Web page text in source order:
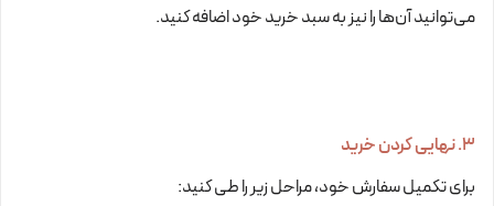
می‌توانید آن‌ها را نیز به سبد خرید خود اضافه کنید.
۳. نهایی کردن خرید
برای تکمیل سفارش خود، مراحل زیر را طی کنید: